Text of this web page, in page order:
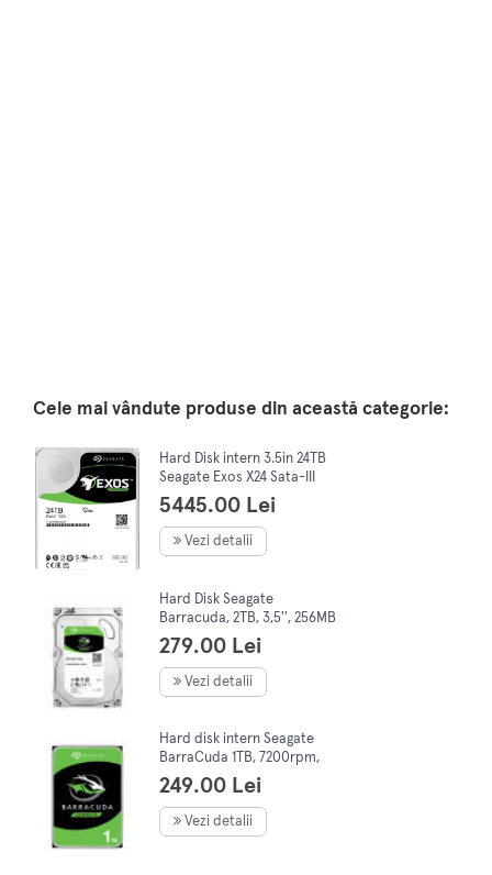
Cele mai vândute produse din această categorie:
Hard Disk intern 3.5in 24TB
Seagate Exos X24 Sata-III
7200Rpm 512Mb
5445.00 Lei
Vezi detalii
Hard Disk Seagate
Barracuda, 2TB, 3,5'', 256MB
279.00 Lei
Vezi detalii
Hard disk intern Seagate
BarraCuda 1TB, 7200rpm,
64MB cache, SATA-III
249.00 Lei
Vezi detalii